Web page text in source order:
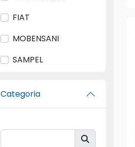
FIAT
MOBENSANI
SAMPEL
VW
Categoria